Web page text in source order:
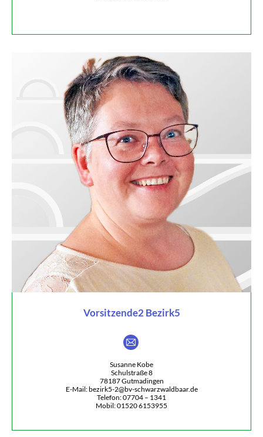
Vorsitzende2 Bezirk5
Susanne Kobe
Schulstraße 8
78187 Gutmadingen
E-Mail: bezirk5-2@bv-schwarzwaldbaar.de
Telefon: 07704 – 1341
Mobil: 01520 6153955
E-
mail